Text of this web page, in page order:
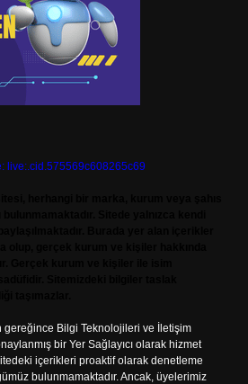
live:.cid.575569c608265c69
gereğince Bilgi Teknolojileri ve İletişim
bir Yer Sağlayıcı olarak hizmet
içerikleri proaktif olarak denetleme
bulunmamaktadır. Ancak, üyelerimiz